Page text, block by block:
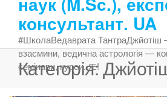
Перейти
змістуконсультант. UA
#ШколаВедаврата ТантраДжйотіш
взаємини, ведична астрологія —
семінари, курси. Ԙ!
Категорія: